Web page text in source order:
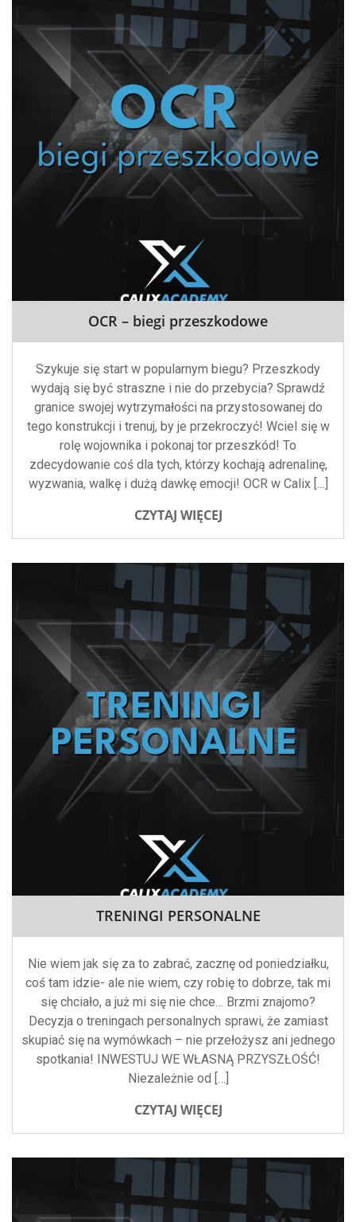
OCR – biegi przeszkodowe
Szykuje się start w popularnym biegu? Przeszkody
wydają się być straszne i nie do przebycia? Sprawdź
granice swojej wytrzymałości na przystosowanej do
tego konstrukcji i trenuj, by je przekroczyć! Wciel się w
rolę wojownika i pokonaj tor przeszkód! To
zdecydowanie coś dla tych, którzy kochają adrenalinę,
wyzwania, walkę i dużą dawkę emocji! OCR w Calix […]
CZYTAJ WIĘCEJ
TRENINGI PERSONALNE
Nie wiem jak się za to zabrać, zacznę od poniedziałku,
coś tam idzie- ale nie wiem, czy robię to dobrze, tak mi
się chciało, a już mi się nie chce… Brzmi znajomo?
Decyzja o treningach personalnych sprawi, że zamiast
skupiać się na wymówkach – nie przełożysz ani jednego
spotkania! INWESTUJ WE WŁASNĄ PRZYSZŁOŚĆ!
Niezależnie od […]
CZYTAJ WIĘCEJ